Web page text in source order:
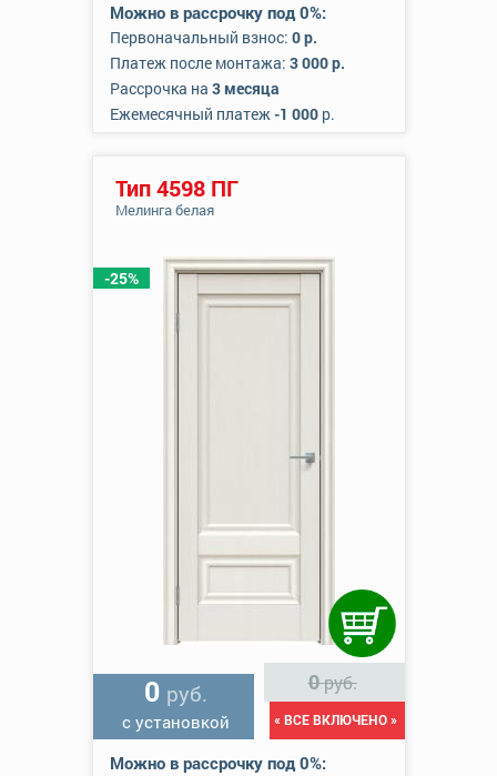
Можно в рассрочку под 0%:
Первоначальный взнос: 0 р.
Платеж после монтажа: 3 000 р.
Рассрочка на 3 месяца
Ежемесячный платеж-1 000р.
-25%
Тип 4598 ПГ
Мелинга белая
0 руб.
с установкой
0руб.
« ВСЕ ВКЛЮЧЕНО »
Можно в рассрочку под 0%: